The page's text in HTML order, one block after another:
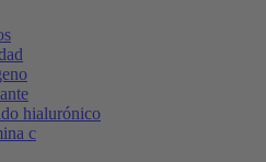
hialurónico
c